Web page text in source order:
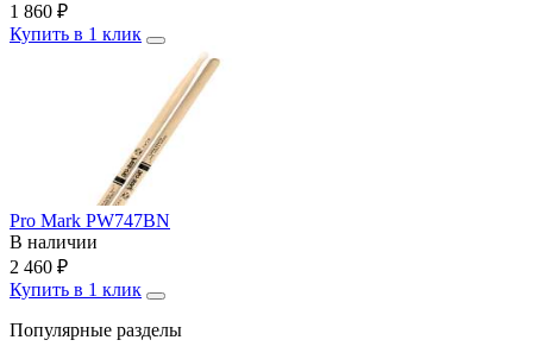
1 860 ₽
Купить в 1 клик
Pro Mark PW747BN
В наличии
2 460 ₽
Купить в 1 клик
Популярные разделы